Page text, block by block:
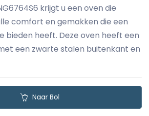
krijgt u een oven die
comfort en gemakken die een
bieden heeft. Deze oven heeft een
een zwarte stalen buitenkant en
Naar Bol